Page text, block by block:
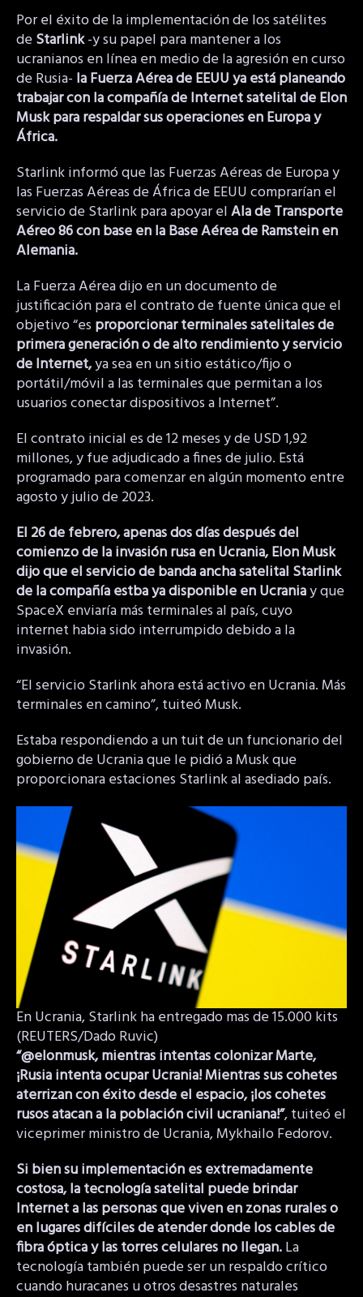
Por el éxito de la implementación de los satélites
deStarlink-y su papel para mantener a los
ucranianos en línea en medio de la agresión en curso
de Rusia- la Fuerza Aérea de EEUU ya está planeando
trabajar con la compañía de Internet satelital de Elon
Musk para respaldar sus operaciones en Europa y
África.
Starlink informó que las Fuerzas Aéreas de Europa y
las Fuerzas Aéreas de África de EEUU comprarían el
servicio de Starlink para apoyar elAla de Transporte
Aéreo 86 con base en la Base Aérea de Ramstein en
Alemania.
La Fuerza Aérea dijo en un documento de
justificación para el contrato de fuente única que el
objetivo “es proporcionar terminales satelitales de
primera generación o de alto rendimiento y servicio
de Internet,ya sea en un sitio estático/fijo o
portátil/móvil a las terminales que permitan a los
usuarios conectar dispositivos a Internet”.
El contrato inicial es de 12 meses y de USD 1,92
millones, y fue adjudicado a fines de julio. Está
programado para comenzar en algún momento entre
agosto y julio de 2023.
El 26 de febrero, apenas dos días después del
comienzo de la invasión rusa en Ucrania, Elon Musk
dijo que el servicio de banda ancha satelital Starlink
de la compañía estba ya disponible en Ucraniay que
SpaceX enviaría más terminales al país, cuyo
internet habia sido interrumpido debido a la
invasión.
“El servicio Starlink ahora está activo en Ucrania. Más
terminales en camino”, tuiteó Musk.
Estaba respondiendo a un tuit de un funcionario del
gobierno de Ucrania que le pidió a Musk que
proporcionara estaciones Starlink al asediado país.
En Ucrania, Starlink ha entregado mas de 15.000 kits
(REUTERS/Dado Ruvic)
“@elonmusk, mientras intentas colonizar Marte,
¡Rusia intenta ocupar Ucrania! Mientras sus cohetes
aterrizan con éxito desde el espacio, ¡los cohetes
rusos atacan a la población civil ucraniana!”, tuiteó el
viceprimer ministro de Ucrania, Mykhailo Fedorov.
Si bien su implementación es extremadamente
costosa, la tecnología satelital puede brindar
Internet a las personas que viven en zonas rurales o
en lugares difíciles de atender donde los cables de
fibra óptica y las torres celulares no llegan.La
tecnología también puede ser un respaldo crítico
cuando huracanes u otros desastres naturales